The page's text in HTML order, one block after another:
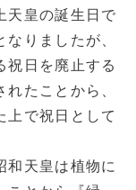
天皇の誕生日で
りましたが、
祝日を廃止する
たことから、
上で祝日として
和天皇は植物に